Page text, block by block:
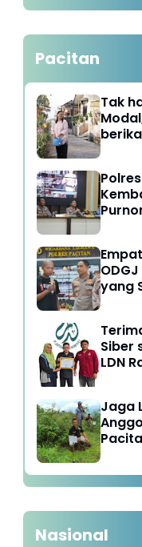
Pacitan
Tak
Dapur
yang
Siber
LDN
Raya
Jaga
Nasional